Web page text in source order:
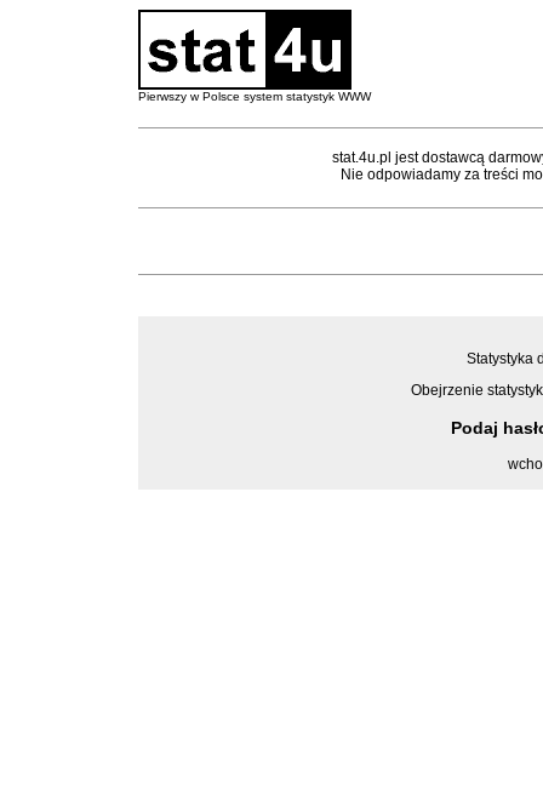
Pierwszy w Polsce system statystyk WWW
stat.4u.pl jest dostawcą
Nie odpowiadamy za treści
Statystyka
Obejrzenie
Podaj